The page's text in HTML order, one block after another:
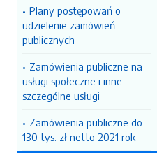
Plany postępowań o
udzielenie zamówień
publicznych
Zamówienia publiczne na
usługi społeczne i inne
szczególne usługi
Zamówienia publiczne do
130 tys. zł netto 2021 rok